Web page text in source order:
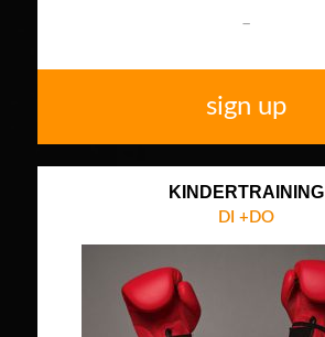
–
sign up
KINDERTRAINING
DI +DO